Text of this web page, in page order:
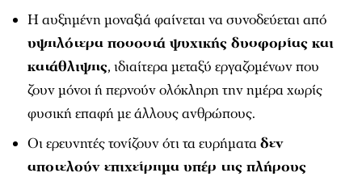
Η αυξημένη μοναξιά φαίνεται να συνοδεύεται από
υψηλότερα ποσοστά ψυχικής δυσφορίας και
κατάθλιψης, ιδιαίτερα μεταξύ εργαζομένων που
ζουν μόνοι ή περνούν ολόκληρη την ημέρα χωρίς
φυσική επαφή με άλλους ανθρώπους.
Οι ερευνητές τονίζουν ότι τα ευρήματαδεν
αποτελούν επιχείρημα υπέρ της πλήρους